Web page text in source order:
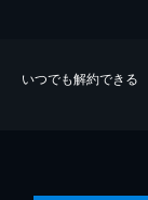
いつでも解約できる